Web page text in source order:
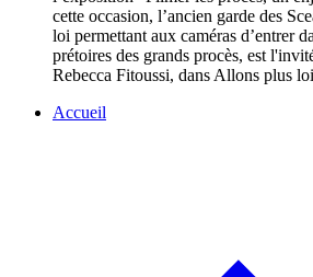
cette occasion, l’ancien garde des
loi permettant aux caméras d’entrer
prétoires des grands procès, est
Rebecca Fitoussi, dans Allons plus
Accueil